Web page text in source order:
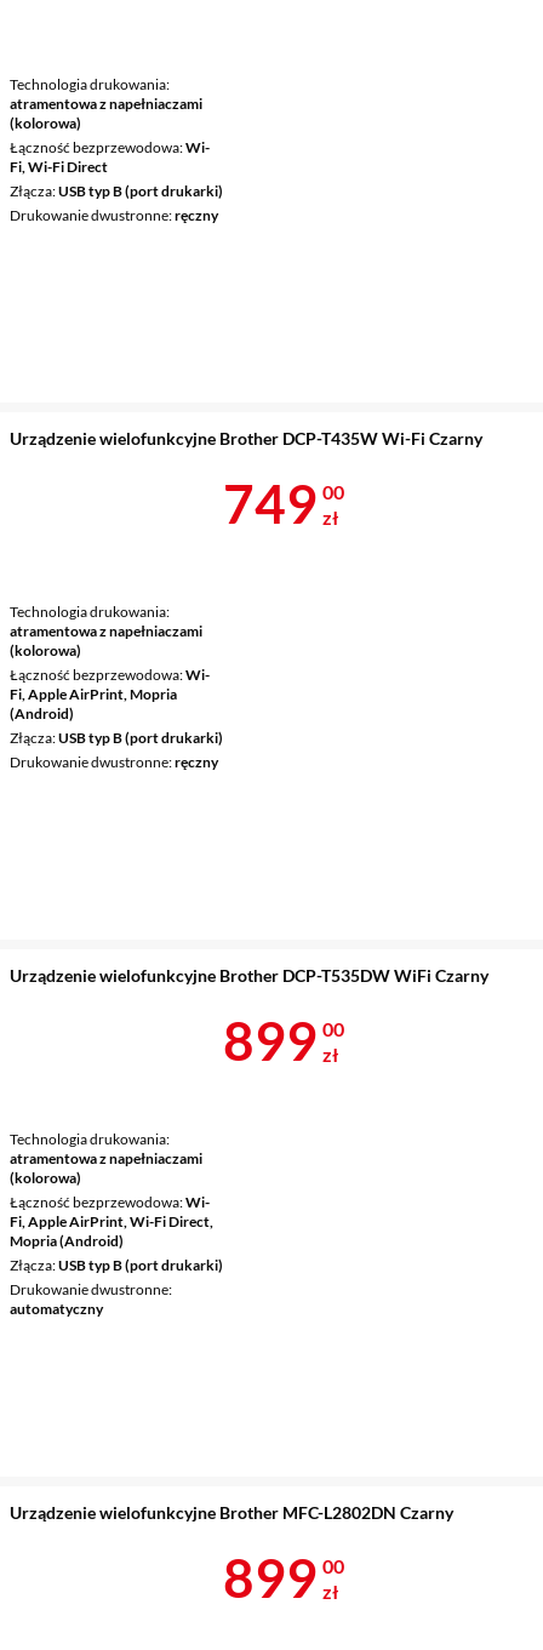
Technologia drukowania
atramentowa z napełniaczami
(kolorowa)
Łączność bezprzewodowa Wi-
Fi, Wi-Fi Direct
Złącza USB typ B (port drukarki)
Drukowanie dwustronne ręczny
Urządzenie wielofunkcyjne Brother DCP-T435W Wi-Fi Czarny
Technologia drukowania
atramentowa z napełniaczami
(kolorowa)
Łączność bezprzewodowa Wi-
Fi, Apple AirPrint, Mopria
(Android)
Złącza USB typ B (port drukarki)
Drukowanie dwustronne ręczny
Cena 749 zł
749 00
zł
Urządzenie wielofunkcyjne Brother DCP-T535DW WiFi Czarny
Technologia drukowania
atramentowa z napełniaczami
(kolorowa)
Łączność bezprzewodowa Wi-
Fi, Apple AirPrint, Wi-Fi Direct,
Mopria (Android)
Złącza USB typ B (port drukarki)
Drukowanie dwustronne
automatyczny
Cena 899 zł
899 00
zł
Urządzenie wielofunkcyjne Brother MFC-L2802DN Czarny
Cena 899 zł
899 00
zł